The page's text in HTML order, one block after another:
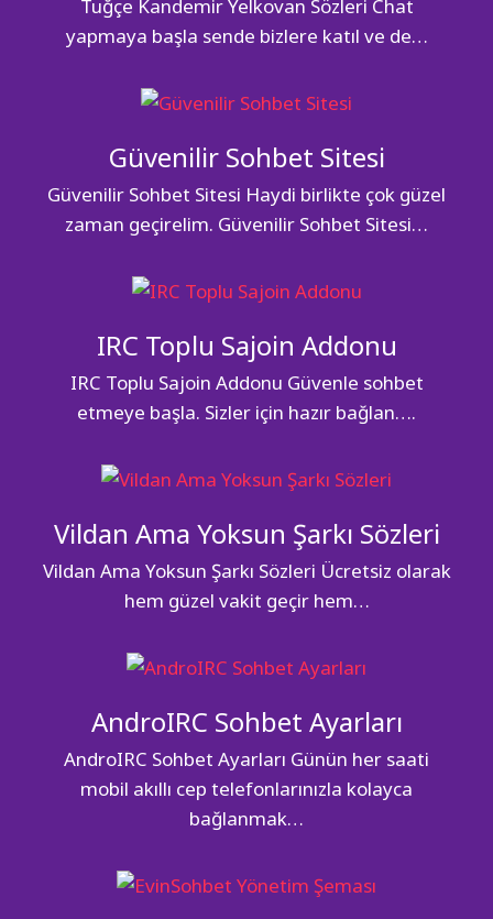
Tuğçe Kandemir Yelkovan Sözleri Chat
yapmaya başla sende bizlere katıl ve de…
Güvenilir Sohbet Sitesi
Güvenilir Sohbet Sitesi Haydi birlikte çok güzel
zaman geçirelim. Güvenilir Sohbet Sitesi…
IRC Toplu Sajoin Addonu
IRC Toplu Sajoin Addonu Güvenle sohbet
etmeye başla. Sizler için hazır bağlan….
Vildan Ama Yoksun Şarkı Sözleri
Vildan Ama Yoksun Şarkı Sözleri Ücretsiz olarak
hem güzel vakit geçir hem…
AndroIRC Sohbet Ayarları
AndroIRC Sohbet Ayarları Günün her saati
mobil akıllı cep telefonlarınızla kolayca
bağlanmak…